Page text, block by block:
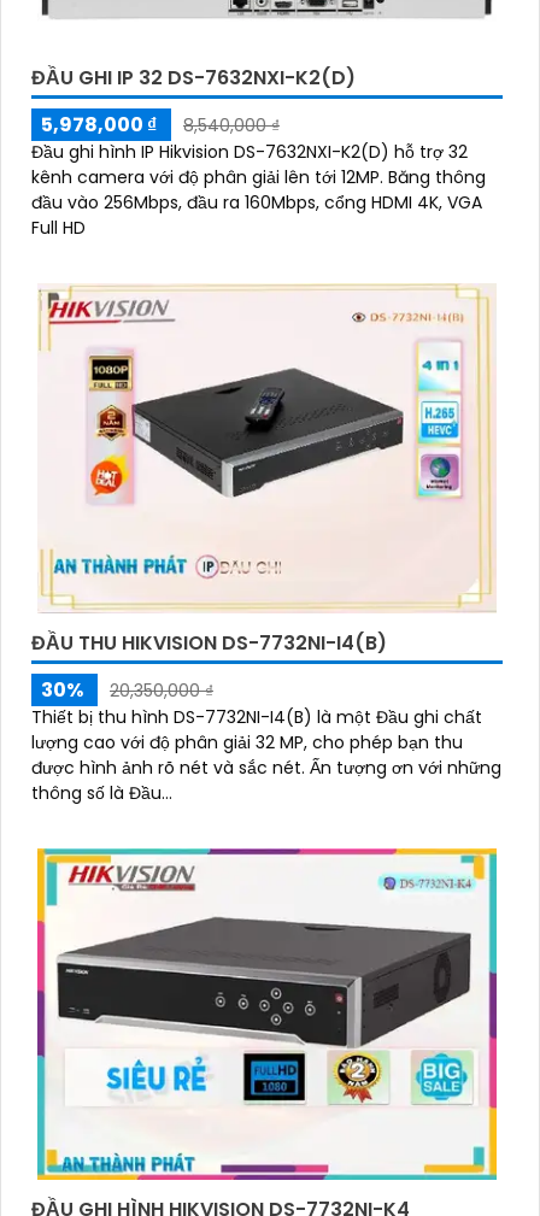
ĐẦU GHI IP 32 DS-7632NXI-K2(D)
5,978,000 ₫
8,540,000 ₫
Đầu ghi hình IP Hikvision DS-7632NXI-K2(D) hỗ trợ 32
kênh camera với độ phân giải lên tới 12MP. Băng thông
đầu vào 256Mbps, đầu ra 160Mbps, cổng HDMI 4K, VGA
Full HD
ĐẦU THU HIKVISION DS-7732NI-I4(B)
30%
20,350,000 ₫
Thiết bị thu hình DS-7732NI-I4(B) là một Đầu ghi chất
lượng cao với độ phân giải 32 MP, cho phép bạn thu
được hình ảnh rõ nét và sắc nét. Ấn tượng ơn với những
thông số là Đầu...
ĐẦU GHI HÌNH HIKVISION DS-7732NI-K4